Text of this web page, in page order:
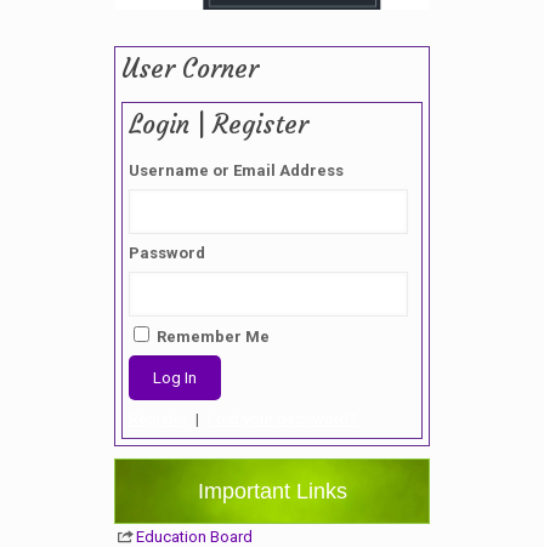
User Corner
Login | Register
Username or Email Address
Password
Remember Me
|
Important Links
Education Board